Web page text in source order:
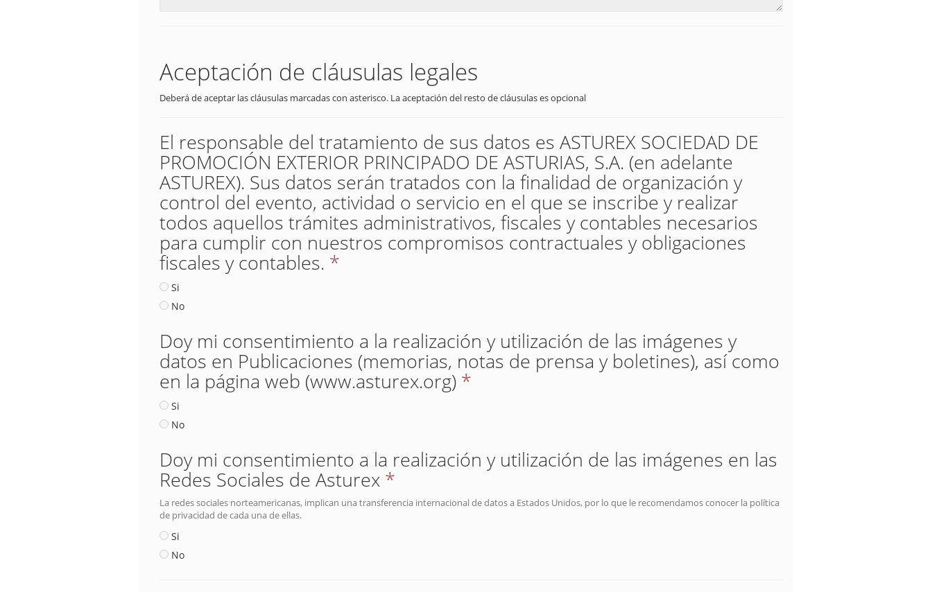
Aceptación de cláusulas legales
Deberá de aceptar las cláusulas marcadas con asterisco. La aceptación del resto de cláusulas es opcional
El responsable del tratamiento de sus datos es ASTUREX SOCIEDAD DE
PROMOCIÓN EXTERIOR PRINCIPADO DE ASTURIAS, S.A. (en adelante
ASTUREX). Sus datos serán tratados con la finalidad de organización y
control del evento, actividad o servicio en el que se inscribe y realizar
todos aquellos trámites administrativos, fiscales y contables necesarios
para cumplir con nuestros compromisos contractuales y obligaciones
fiscales y contables. *
Si
No
Doy mi consentimiento a la realización y utilización de las imágenes y
datos en Publicaciones (memorias, notas de prensa y boletines), así como
en la página web (www.asturex.org) *
Si
No
Doy mi consentimiento a la realización y utilización de las imágenes en las
Redes Sociales de Asturex *
La redes sociales norteamericanas, implican una transferencia internacional de datos a Estados Unidos, por lo que le recomendamos conocer la política
de privacidad de cada una de ellas.
Si
No